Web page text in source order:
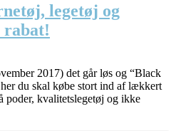
legetøj og
rabat!
2017) det går løs og “Black
du skal købe stort ind af lækkert
poder, kvalitetslegetøj og ikke